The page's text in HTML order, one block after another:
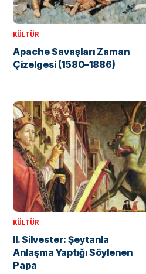
KÜLTÜR
Apache Savaşları Zaman
Çizelgesi (1580–1886)
KÜLTÜR
II. Silvester: Şeytanla
Anlaşma Yaptığı Söylenen
Papa